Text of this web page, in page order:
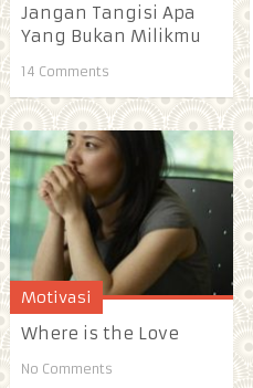
Jangan Tangisi Apa
Yang Bukan Milikmu
14 Comments
Motivasi
Where is the Love
No Comments